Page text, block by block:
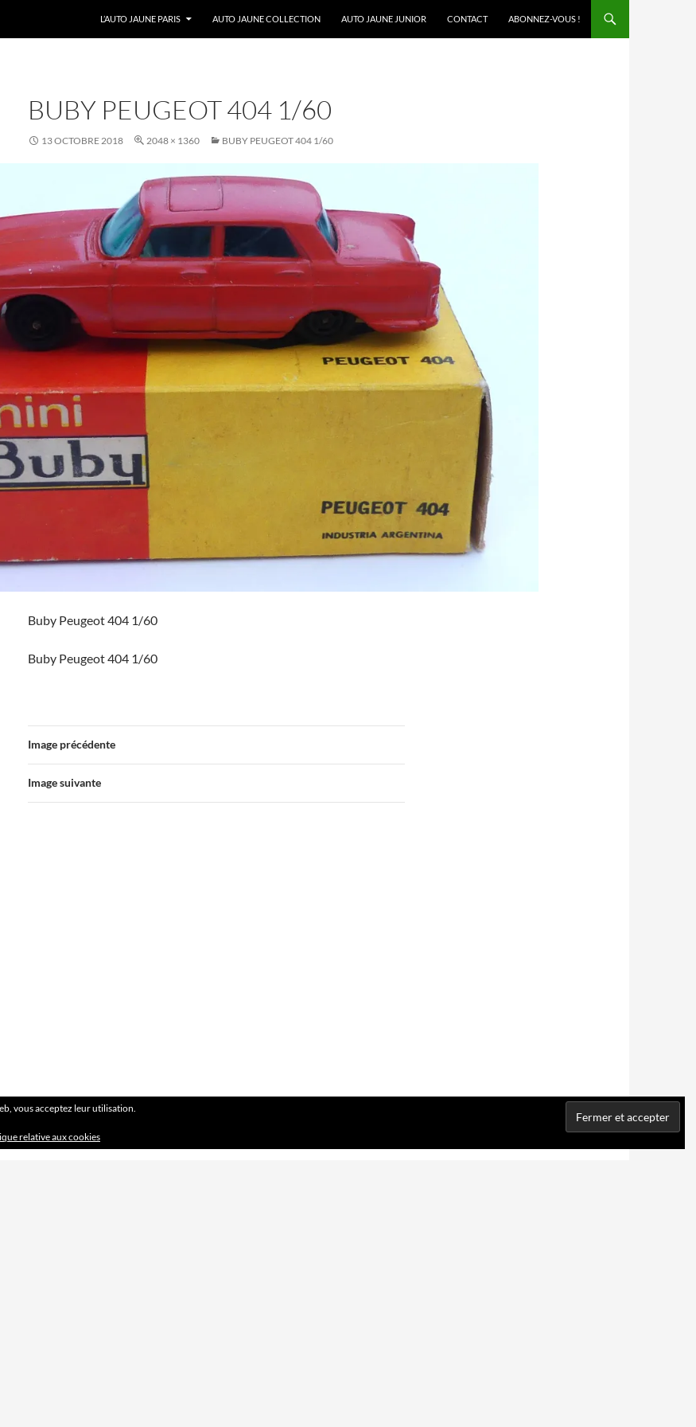
L’AUTO JAUNE PARIS
AUTO JAUNE COLLECTION AUTO JAUNE JUNIOR CONTACT ABONNEZ-VOUS !
BUBY PEUGEOT 404 1/60
13 OCTOBRE 2018 2048 × 1360 BUBY PEUGEOT 404 1/60
Buby Peugeot 404 1/60
Buby Peugeot 404 1/60
Image précédente
Image suivante
vous acceptez leur utilisation.
relative aux cookies